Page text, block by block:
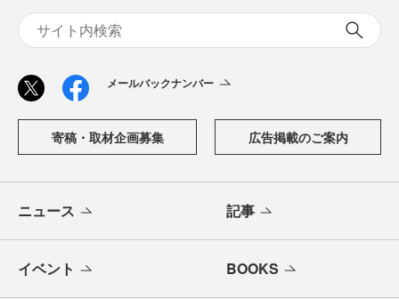
メールバックナンバー
寄稿・取材企画募集 広告掲載のご案内
ニュース 記事
イベント BOOKS